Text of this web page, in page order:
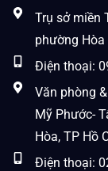
Trụ sở miền
phường Hòa
Điện thoại:
Văn phòng
Mỹ Phước-
Hòa, TP Hồ
Điện thoại: